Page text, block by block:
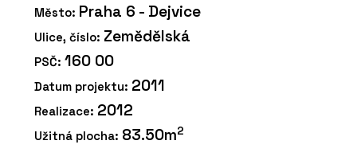
Město: Praha 6 - Dejvice
Ulice, číslo: Zemědělská
PSČ: 160 00
Datum projektu: 2011
Realizace: 2012
Užitná plocha: 83.50m2